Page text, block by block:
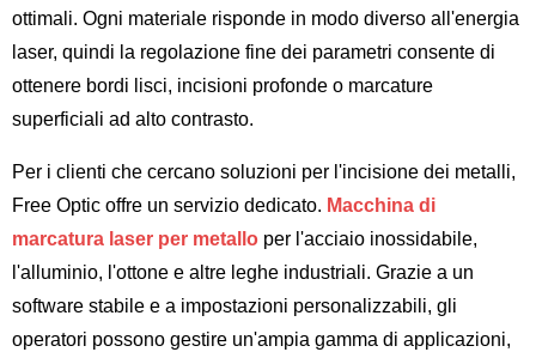
ottimali. Ogni materiale risponde in modo diverso all'energia
laser, quindi la regolazione fine dei parametri consente di
ottenere bordi lisci, incisioni profonde o marcature
superficiali ad alto contrasto.
Per i clienti che cercano soluzioni per l'incisione dei metalli,
Free Optic offre un servizio dedicato. Macchina di
marcatura laser per metallo per l'acciaio inossidabile,
l'alluminio, l'ottone e altre leghe industriali. Grazie a un
software stabile e a impostazioni personalizzabili, gli
operatori possono gestire un'ampia gamma di applicazioni,